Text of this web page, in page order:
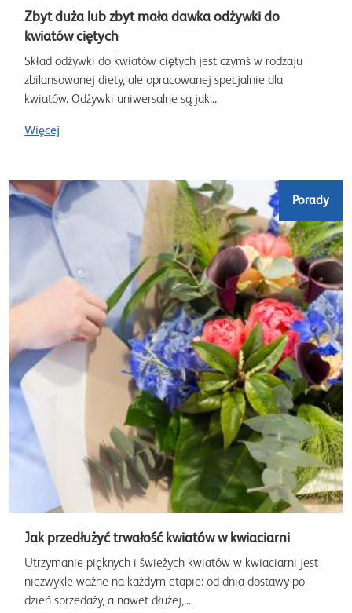
Zbyt duża lub zbyt mała dawka odżywki do
kwiatów ciętych
Skład odżywki do kwiatów ciętych jest czymś w rodzaju
zbilansowanej diety, ale opracowanej specjalnie dla
kwiatów. Odżywki uniwersalne są jak...
Więcej
Porady
Jak przedłużyć trwałość kwiatów w kwiaciarni
Utrzymanie pięknych i świeżych kwiatów w kwiaciarni jest
niezwykle ważne na każdym etapie: od dnia dostawy po
dzień sprzedaży, a nawet dłużej,...